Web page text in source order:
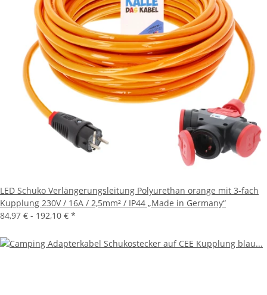
LED Schuko Verlängerungsleitung Polyurethan orange mit 3-fach
Kupplung 230V / 16A / 2,5mm² / IP44 „Made in Germany“
84,97 € - 192,10 € *